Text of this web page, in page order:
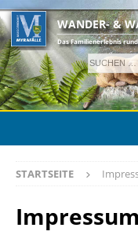
WANDER- &
Das Familienerlebnis
STARTSEITE
Impressum